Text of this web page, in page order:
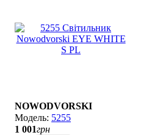
NOWODVORSKI
5255
1 001грн